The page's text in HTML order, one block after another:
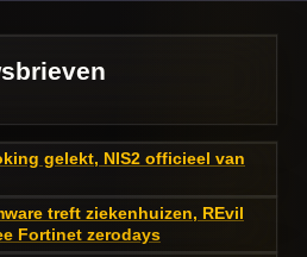
gelekt, NIS2 officieel van
treft ziekenhuizen, REvil
Fortinet zerodays